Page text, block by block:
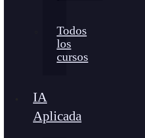
Todos
los
cursos
IA
Aplicada